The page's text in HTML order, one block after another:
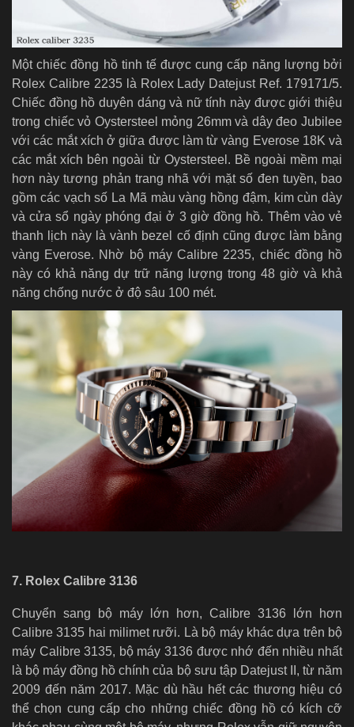
Một chiếc đồng hồ tinh tế được cung cấp năng lượng bởi
Rolex Calibre 2235 là Rolex Lady Datejust Ref. 179171/5.
Chiếc đồng hồ duyên dáng và nữ tính này được giới thiệu
trong chiếc vỏ Oystersteel mỏng 26mm và dây đeo Jubilee
với các mắt xích ở giữa được làm từ vàng Everose 18K và
các mắt xích bên ngoài từ Oystersteel. Bề ngoài mềm mại
hơn này tương phản trang nhã với mặt số đen tuyền, bao
gồm các vạch số La Mã màu vàng hồng đậm, kim cùn dày
và cửa sổ ngày phóng đại ở 3 giờ đồng hồ. Thêm vào vẻ
thanh lịch này là vành bezel cố định cũng được làm bằng
vàng Everose. Nhờ bộ máy Calibre 2235, chiếc đồng hồ
này có khả năng dự trữ năng lượng trong 48 giờ và khả
năng chống nước ở độ sâu 100 mét.
7. Rolex Calibre 3136
Chuyển sang bộ máy lớn hơn, Calibre 3136 lớn hơn
Calibre 3135 hai milimet rưỡi. Là bộ máy khác dựa trên bộ
máy Calibre 3135, bộ máy 3136 được nhớ đến nhiều nhất
là bộ máy đồng hồ chính của bộ sưu tập Datejust II, từ năm
2009 đến năm 2017. Mặc dù hầu hết các thương hiệu có
thể chọn cung cấp cho những chiếc đồng hồ có kích cỡ